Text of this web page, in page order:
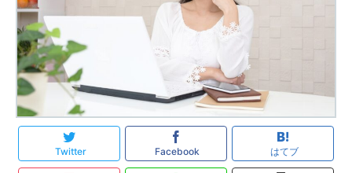
Twitter Facebook はてブ